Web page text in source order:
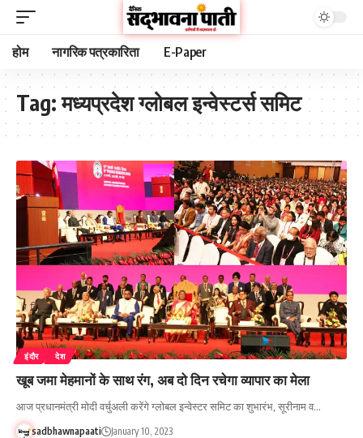
होम नागरिक पत्रकारिता E-Paper
Tag:मध्यप्रदेश ग्लोबल इन्वेस्टर्स समिट
इंदौर देश
खूब जमा मेहमानों के साथ रंग, अब दो दिन रचेगा व्यापार का मेला
आज प्रधानमंत्री मोदी वर्चुअली करेंगे ग्लोबल इन्वेस्टर समिट का शुभारंभ, सूरीनाम व…
sadbhawnapaati January 10, 2023